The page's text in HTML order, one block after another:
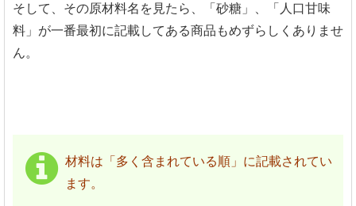
そして、その原材料名を見たら、「砂糖」、「人口甘味
料」が一番最初に記載してある商品もめずらしくありませ
ん。
材料は「多く含まれている順」に記載されてい
ます。